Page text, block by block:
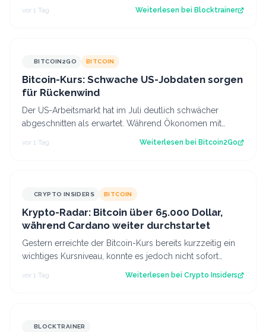
vor 1 Tag Weiterlesen bei Blocktrainer
BITCOIN2GO BITCOIN
Bitcoin-Kurs: Schwache US-Jobdaten sorgen
für Rückenwind
Der US-Arbeitsmarkt hat im Juli deutlich schwächer
abgeschnitten als erwartet. Während Ökonomen mit
einem Stellenaufbau gerechnet hatten, gi…
vor 1 Tag Weiterlesen bei Bitcoin2Go
CRYPTO INSIDERS BITCOIN
Krypto-Radar: Bitcoin über 65.000 Dollar,
während Cardano weiter durchstartet
Gestern erreichte der Bitcoin-Kurs bereits kurzzeitig ein
wichtiges Kursniveau, konnte es jedoch nicht sofort
vor 1 Tag Weiterlesen bei Crypto Insiders
BLOCKTRAINER